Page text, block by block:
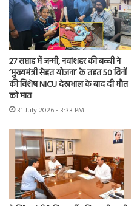
27 सप्ताह में जन्मी, नवांशहर की बच्ची ने
‘मुख्यमंत्री सेहत योजना’ के तहत 50 दिनों
की विशेष NICU देखभाल के बाद दी मौत
को मात
31 July 2026 - 3:33 PM